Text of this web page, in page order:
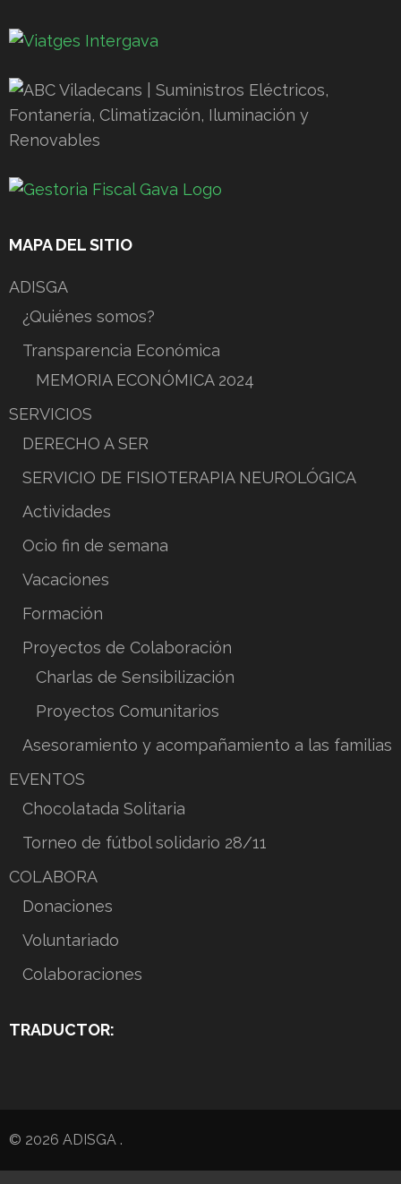
MAPA DEL SITIO
ADISGA
¿Quiénes somos?
Transparencia Económica
MEMORIA ECONÓMICA 2024
SERVICIOS
DERECHO A SER
SERVICIO DE FISIOTERAPIA NEUROLÓGICA
Actividades
Ocio fin de semana
Vacaciones
Formación
Proyectos de Colaboración
Charlas de Sensibilización
Proyectos Comunitarios
Asesoramiento y acompañamiento a las familias
EVENTOS
Chocolatada Solitaria
Torneo de fútbol solidario 28/11
COLABORA
Donaciones
Voluntariado
Colaboraciones
TRADUCTOR:
© 2026 ADISGA .